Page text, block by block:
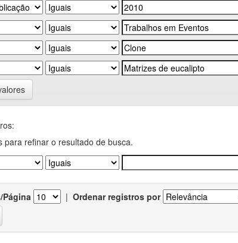
para refinar o resultado de busca.
Página | Ordenar registros por